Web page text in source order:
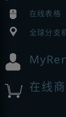
在线表格
全球分支
在线